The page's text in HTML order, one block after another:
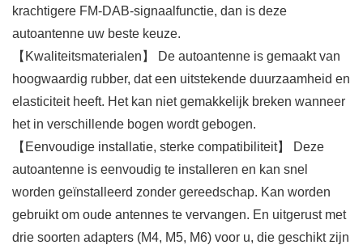
krachtigere FM-DAB-signaalfunctie, dan is deze
autoantenne uw beste keuze.
【Kwaliteitsmaterialen】 De autoantenne is gemaakt van
hoogwaardig rubber, dat een uitstekende duurzaamheid en
elasticiteit heeft. Het kan niet gemakkelijk breken wanneer
het in verschillende bogen wordt gebogen.
【Eenvoudige installatie, sterke compatibiliteit】 Deze
autoantenne is eenvoudig te installeren en kan snel
worden geïnstalleerd zonder gereedschap. Kan worden
gebruikt om oude antennes te vervangen. En uitgerust met
drie soorten adapters (M4, M5, M6) voor u, die geschikt zijn